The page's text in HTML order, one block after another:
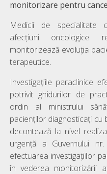
monitorizare pentru
Medicii de specialitate
afecțiuni oncologice
monitorizează evoluția
terapeutice.
Investigaţiile paraclinice
potrivit ghidurilor de
ordin al ministrului
pacienţilor diagnosticaţi
decontează la nivel
urgență a Guvernului
efectuarea investigaţiilor
în vederea monitorizării